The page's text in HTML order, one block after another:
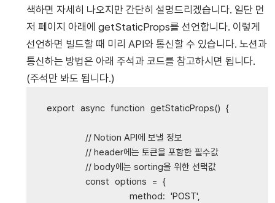
색하면 자세히 나오지만 간단히 설명드리겠습니다. 일단 먼
저 페이지 아래에 getStaticProps를 선언합니다. 이렇게
선언하면 빌드할 때 미리 API와 통신할 수 있습니다. 노션과
통신하는 방법은 아래 주석과 코드를 참고하시면 됩니다.
(주석만 봐도 됩니다.)
export async function getStaticProps() {
// Notion API에 보낼 정보
// header에는 토큰을 포함한 필수값
// body에는 sorting을 위한 선택값
const options = {
method: 'POST',